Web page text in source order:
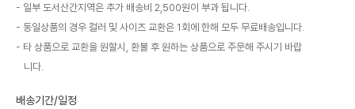
일부 도서산간지역은 추가 배송비 2,500원이 부과 됩니다.
동일상품의 경우 컬러 및 사이즈 교환은 1회에 한해 모두 무료배송입니다.
타 상품으로 교환을 원할시, 환불 후 원하는 상품으로 주문해 주시기 바랍
니다.
배송기간/일정